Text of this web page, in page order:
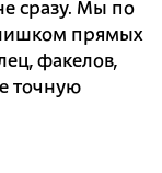
сразу. Мы по
прямых
факелов,
точную